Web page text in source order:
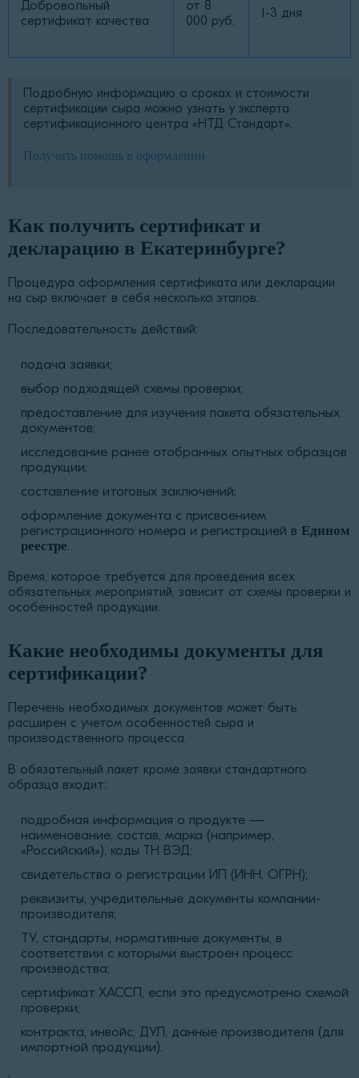
Добровольный
сертификат качества
от 8
000 руб.
1-3 дня
Подробную информацию о сроках и стоимости
сертификации сыра можно узнать у эксперта
сертификационного центра «НТД Стандарт».
Получить помощь в оформлении
Как получить сертификат и
декларацию в Екатеринбурге?
Процедура оформления сертификата или декларации
на сыр включает в себя несколько этапов.
Последовательность действий:
подача заявки;
выбор подходящей схемы проверки;
предоставление для изучения пакета обязательных
документов;
исследование ранее отобранных опытных образцов
продукции;
составление итоговых заключений;
оформление документа с присвоением
регистрационного номера и регистрацией в Едином
реестре
Время, которое требуется для проведения всех
обязательных мероприятий, зависит от схемы проверки и
особенностей продукции.
Какие необходимы документы для
сертификации?
Перечень необходимых документов может быть
расширен с учетом особенностей сыра и
производственного процесса.
В обязательный пакет кроме заявки стандартного
образца входит:
подробная информация о продукте —
наименование, состав, марка (например,
«Российский»), коды ТН ВЭД;
свидетельства о регистрации ИП (ИНН, ОГРН);
реквизиты, учредительные документы компании-
производителя;
ТУ, стандарты, нормативные документы, в
соответствии с которыми выстроен процесс
производства;
сертификат ХАССП, если это предусмотрено схемой
проверки;
контракта, инвойс, ДУЛ, данные производителя (для
импортной продукции).